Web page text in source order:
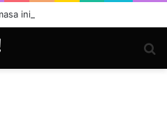
ini.